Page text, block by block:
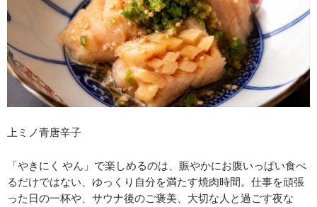
上ミノ青唐辛子
「やきにく やん」で楽しめるのは、賑やかにお腹いっぱい食べ
るだけではない、ゆっくり自分を満たす焼肉時間。仕事を頑張
った日の一杯や、サウナ後のご褒美、大切な人と過ごす夜な